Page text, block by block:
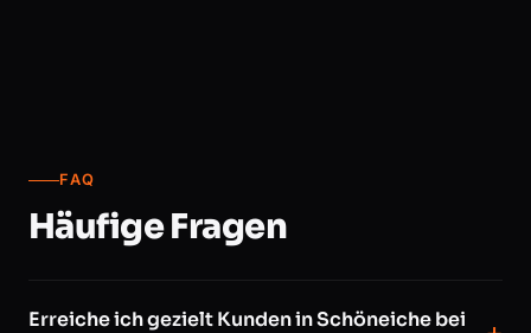
FAQ
Häufige Fragen
Erreiche ich gezielt Kunden in Schöneiche bei